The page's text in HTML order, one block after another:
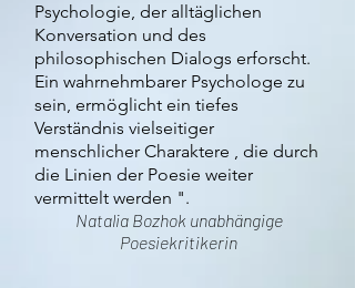
Psychologie, der alltäglichen
Konversation und des
philosophischen Dialogs erforscht.
Ein wahrnehmbarer Psychologe zu
sein, ermöglicht ein tiefes
Verständnis vielseitiger
menschlicher Charaktere , die durch
die Linien der Poesie weiter
vermittelt werden ".
Natalia Bozhok unabhängige
Poesiekritikerin